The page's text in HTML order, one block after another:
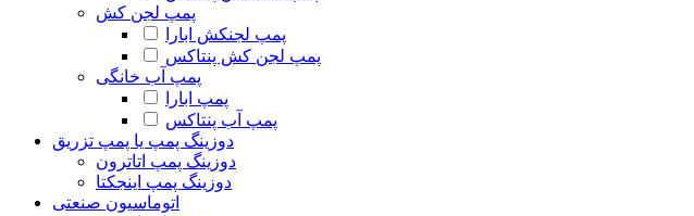
پمپ لجن کش
پمپ لجنکش ابارا
پمپ لجن کش پنتاکس
پمپ آب خانگی
پمپ ابارا
پمپ آب پنتاکس
دوزینگ پمپ یا پمپ تزریق
دوزینگ پمپ اتاترون
دوزینگ پمپ اینجکتا
اتوماسیون صنعتی